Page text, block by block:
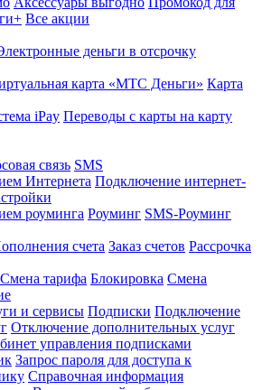
Все акции
деньги в отсрочку
карта «МТС Деньги» Карта
iPay Переводы с карты на карту
связь SMS
Интернета Подключение интернет-
роуминга Роуминг SMS-Роуминг
счета Заказ счетов Рассрочка
Смена тарифа Блокировка Смена
и сервисы Подписки Подключение
Отключение дополнительных услуг
управления подписками
Запрос пароля для доступа к
Справочная информация